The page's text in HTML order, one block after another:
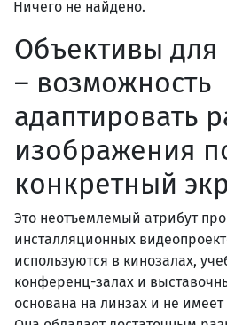
Объективы для
– возможность
адаптировать
изображения
конкретный
Это неотъемлемый атрибут
инсталляционных
используются в кинозалах,
конференц-залах и
основана на линзах и не
Ничего не найдено.